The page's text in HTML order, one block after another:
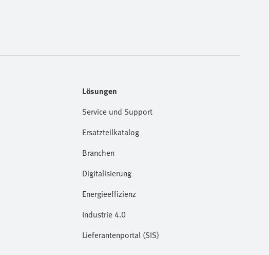
Lösungen
Service und Support
Ersatzteilkatalog
Branchen
Digitalisierung
Energieeffizienz
Industrie 4.0
Lieferantenportal (SIS)